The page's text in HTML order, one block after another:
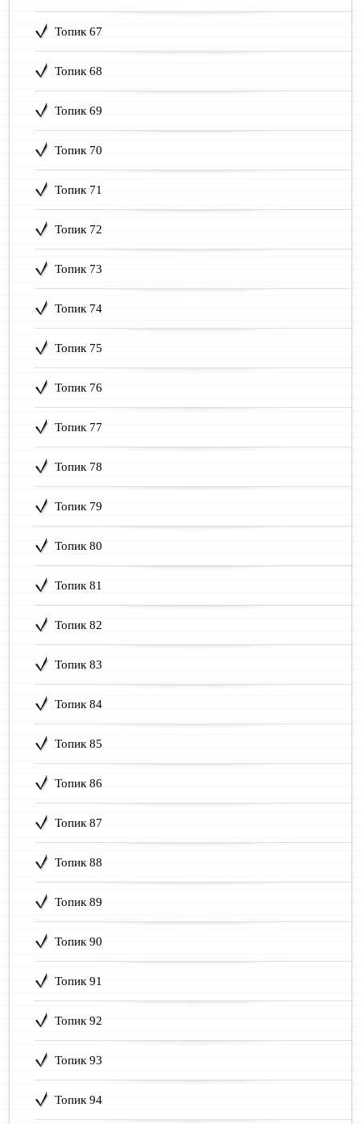
Топик 67
Топик 68
Топик 69
Топик 70
Топик 71
Топик 72
Топик 73
Топик 74
Топик 75
Топик 76
Топик 77
Топик 78
Топик 79
Топик 80
Топик 81
Топик 82
Топик 83
Топик 84
Топик 85
Топик 86
Топик 87
Топик 88
Топик 89
Топик 90
Топик 91
Топик 92
Топик 93
Топик 94